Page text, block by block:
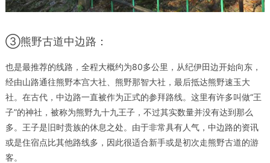
③熊野古道中边路：
也是最推荐的线路，全程大概约为80多公里，从纪伊田边开始向东，
经由山路通往熊野本宫大社、熊野那智大社，最后抵达熊野速玉大
社。在古代，中边路一直被作为正式的参拜路线。这里有许多叫做“王
子”的神社，被称为熊野九十九王子，不过其实数量并没有达到那么
多。王子是旧时贵族的休息之处。由于非常具有人气，中边路的资讯
或是住宿点比其他路线多，因此很适合新手或是初次走熊野古道的游
客。